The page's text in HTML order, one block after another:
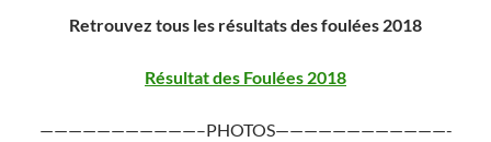
Retrouvez tous les résultats des foulées 2018
Résultat des Foulées 2018
———————————–PHOTOS————————————-